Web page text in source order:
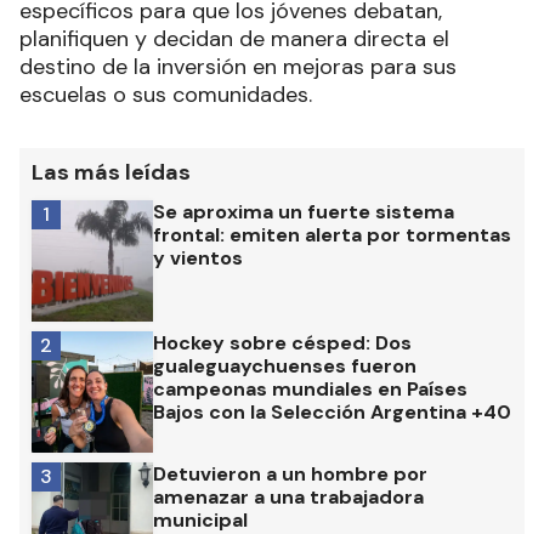
específicos para que los jóvenes debatan,
planifiquen y decidan de manera directa el
destino de la inversión en mejoras para sus
escuelas o sus comunidades.
Las más leídas
Se aproxima un fuerte sistema
frontal: emiten alerta por tormentas
y vientos
1
Hockey sobre césped: Dos
gualeguaychuenses fueron
campeonas mundiales en Países
Bajos con la Selección Argentina +40
2
Detuvieron a un hombre por
amenazar a una trabajadora
municipal
3